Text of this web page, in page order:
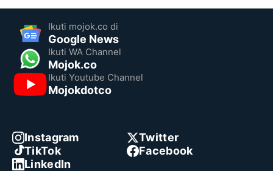
Ikuti mojok.co di
Google News
Ikuti WA Channel
Mojok.co
Ikuti Youtube Channel
Mojokdotco
Instagram
Twitter
TikTok
Facebook
LinkedIn